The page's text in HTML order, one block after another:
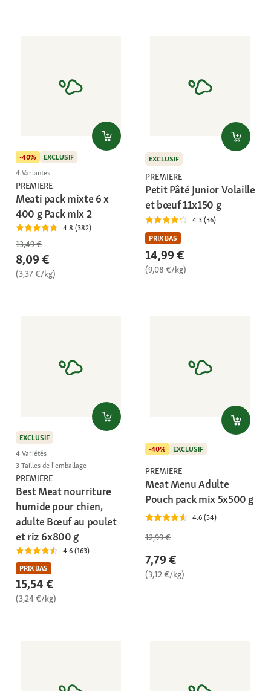
-40%
EXCLUSIF
4 Variantes
PREMIERE
Meati pack mixte 6 x
400 g Pack mix 2
4.8 (382)
13,49 €
8,09 €
(3,37 €/kg)
EXCLUSIF
PREMIERE
Petit Pâté Junior Volaille
et bœuf 11x150 g
4.3 (36)
PRIX BAS
14,99 €
(9,08 €/kg)
EXCLUSIF
4 Variétés
3 Tailles de l'emballage
PREMIERE
Best Meat nourriture
humide pour chien,
adulte Bœuf au poulet
et riz 6x800 g
4.6 (163)
PRIX BAS
15,54 €
(3,24 €/kg)
-40% EXCLUSIF
PREMIERE
Meat Menu Adulte
Pouch pack mix 5x500 g
4.6 (54)
12,99 €
7,79 €
(3,12 €/kg)